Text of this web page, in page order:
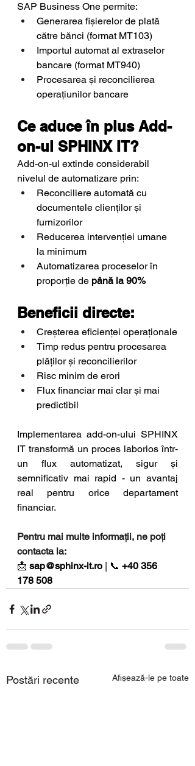
SAP Business One permite:
Generarea fișierelor de plată
către bănci (format MT103)
Importul automat al extraselor
bancare (format MT940)
Procesarea și reconcilierea
operațiunilor bancare
Ce aduce în plus Add-
on-ul SPHINX IT?
Add-on-ul extinde considerabil
nivelul de automatizare prin:
Reconciliere automată cu
documentele clienților și
furnizorilor
Reducerea intervenției umane
la minimum
Automatizarea proceselor în
proporție de până la 90%
Beneficii directe:
Creșterea eficienței operaționale
Timp redus pentru procesarea
plăților și reconcilierilor
Risc minim de erori
Flux financiar mai clar și mai
predictibil
Implementarea add-on-ului SPHINX
IT transformă un proces laborios într-
un flux automatizat, sigur și
semnificativ mai rapid - un avantaj
real pentru orice departament
financiar.
Pentru mai multe informații, ne poți
contacta la:
📩 sap@sphinx-it.ro | 📞 +40 356
178 508
Postări recente Afișează-le pe toate